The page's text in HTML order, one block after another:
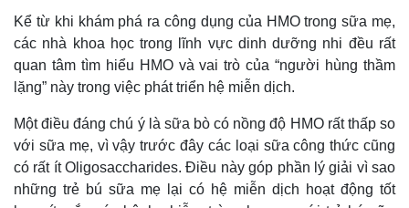
Kể từ khi khám phá ra công dụng của HMO trong sữa mẹ,
các nhà khoa học trong lĩnh vực dinh dưỡng nhi đều rất
quan tâm tìm hiểu HMO và vai trò của “người hùng thầm
lặng” này trong việc phát triển hệ miễn dịch.
Một điều đáng chú ý là sữa bò có nồng độ HMO rất thấp so
với sữa mẹ, vì vậy trước đây các loại sữa công thức cũng
có rất ít Oligosaccharides. Điều này góp phần lý giải vì sao
những trẻ bú sữa mẹ lại có hệ miễn dịch hoạt động tốt